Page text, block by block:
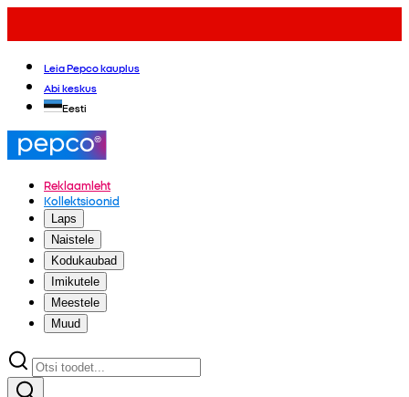
Leia Pepco kauplus
Abi keskus
Eesti
Reklaamleht
Kollektsioonid
Laps
Naistele
Kodukaubad
Imikutele
Meestele
Muud